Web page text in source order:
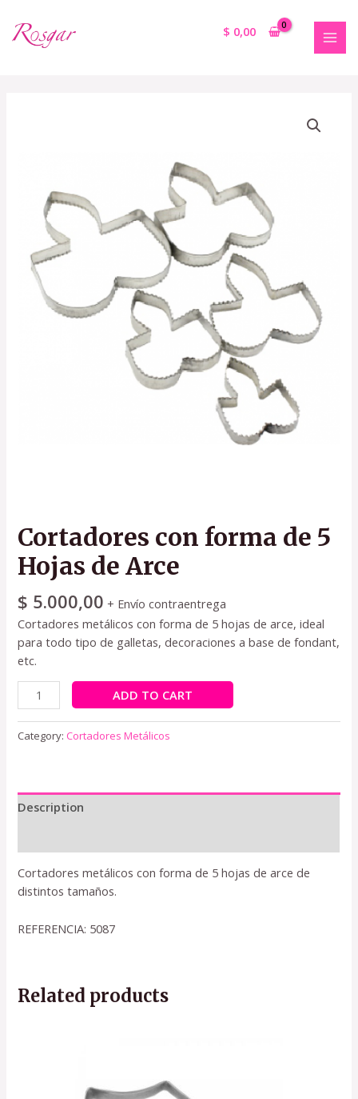
$ 0,00
Cortadores con forma de 5
Hojas de Arce
$ 5.000,00 + Envío contraentrega
Cortadores metálicos con forma de 5 hojas de arce, ideal
para todo tipo de galletas, decoraciones a base de fondant,
etc.
ADD TO CART
Category: Cortadores Metálicos
Description
Cortadores metálicos con forma de 5 hojas de arce de
distintos tamaños.
REFERENCIA: 5087
Related products